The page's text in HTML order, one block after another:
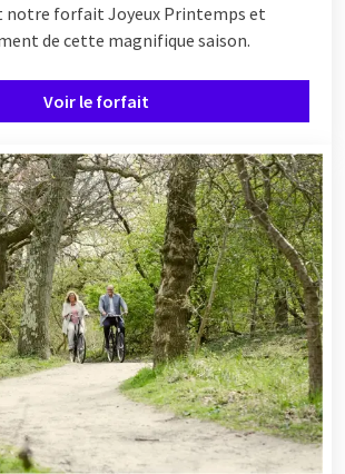
notre forfait Joyeux Printemps et
de cette magnifique saison.
Voir le forfait